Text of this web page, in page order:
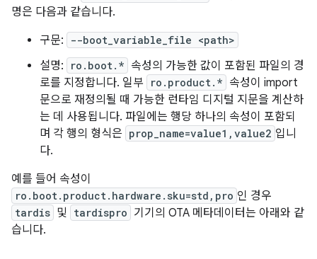
명은 다음과 같습니다.
구문:
--boot_variable_file <path>
설명: ro.boot.* 속성의 가능한 값이 포함된 파일의 경
로를 지정합니다. 일부
ro.product.* 속성이 import
문으로 재정의될 때 가능한 런타임 디지털 지문을 계산하
는 데 사용됩니다. 파일에는 행당 하나의 속성이 포함되
며 각 행의 형식은 prop_name=value1,value2 입니
다.
예를 들어 속성이
ro.boot.product.hardware.sku=std,pro 인 경우
tardis 및 tardispro 기기의 OTA 메타데이터는 아래와 같
습니다.